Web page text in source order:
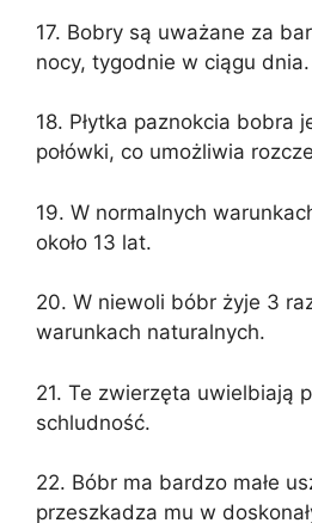
17. Bobry są uważane za
nocy, tygodnie w ciągu dnia.
18. Płytka paznokcia bobra
połówki, co umożliwia
19. W normalnych
około 13 lat.
20. W niewoli bóbr żyje 3
warunkach naturalnych.
21. Te zwierzęta uwielbiają
schludność.
22. Bóbr ma bardzo małe
przeszkadza mu w